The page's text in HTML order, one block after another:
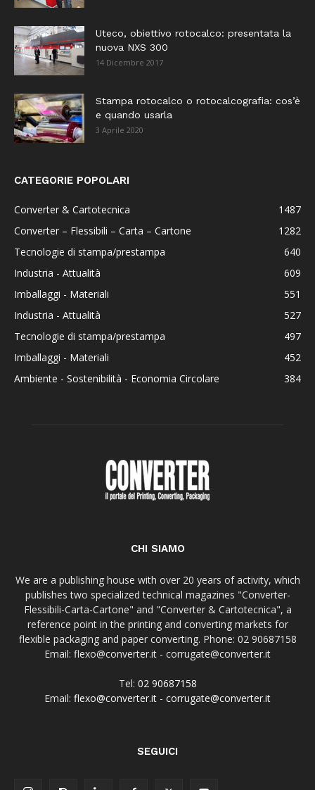
Uteco, obiettivo rotocalco: presentata la
nuova NXS 300
14 Dicembre 2017
Stampa rotocalco o rotocalcografia: cos’è
e quando usarla
3 Aprile 2020
CATEGORIE POPOLARI
Converter & Cartotecnica
1487
Converter – Flessibili – Carta – Cartone
1282
Tecnologie di stampa/prestampa
640
Industria - Attualità
609
Imballaggi - Materiali
551
Industria - Attualità
527
Tecnologie di stampa/prestampa
497
Imballaggi - Materiali
452
Ambiente - Sostenibilità - Economia Circolare
384
CHI SIAMO
We are a publishing house with over 20 years of activity, which
publishes two specialized technical magazines "Converter-
Flessibili-Carta-Cartone" and "Converter & Cartotecnica", a
reference point in the printing and converting markets for
flexible packaging and paper converting. Phone: 02 90687158
Email: flexo@converter.it - corrugate@converter.it
Tel: 02 90687158
Email: flexo@converter.it - corrugate@converter.it
SEGUICI